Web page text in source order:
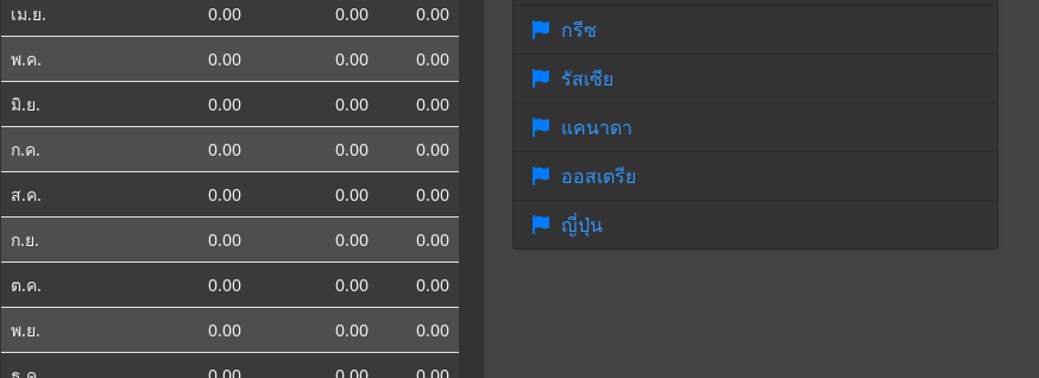
เม.ย.
0.00 0.00
0.00
พ.ค.
0.00 0.00
0.00
มิ.ย.
0.00 0.00
0.00
ก.ค.
0.00 0.00
0.00
ส.ค.
0.00 0.00
0.00
ก.ย.
0.00 0.00
0.00
ต.ค.
0.00 0.00
0.00
พ.ย.
0.00 0.00
0.00
กรีซ
รัสเซีย
แคนาดา
ออสเตรีย
ญี่ปุ่น